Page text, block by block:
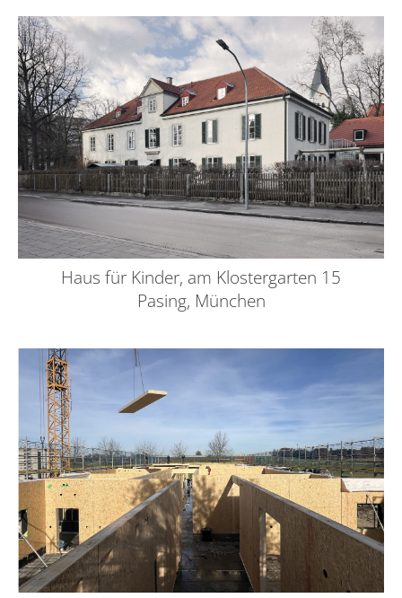
Haus für Kinder, am Klostergarten 15
Pasing, München